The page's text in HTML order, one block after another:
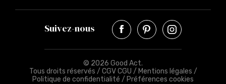
Suivez-nous
© 2026 Good Act.
Tous droits réservés / CGV CGU / Mentions légales /
Politique de confidentialité / Préférences cookies